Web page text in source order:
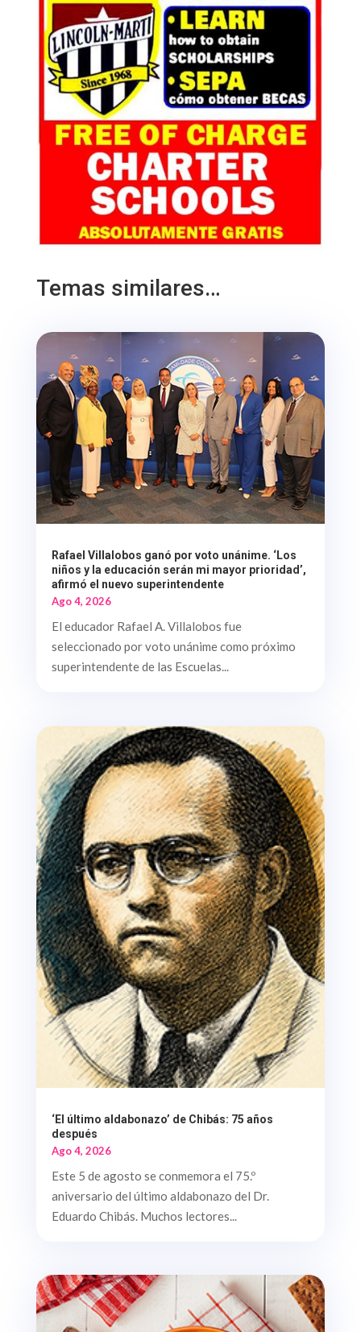
Temas similares…
Rafael Villalobos ganó por voto unánime. ‘Los
niños y la educación serán mi mayor prioridad’,
afirmó el nuevo superintendente
Ago 4, 2026
El educador Rafael A. Villalobos fue
seleccionado por voto unánime como próximo
superintendente de las Escuelas...
‘El último aldabonazo’ de Chibás: 75 años
después
Ago 4, 2026
Este 5 de agosto se conmemora el 75.º
aniversario del último aldabonazo del Dr.
Eduardo Chibás. Muchos lectores...